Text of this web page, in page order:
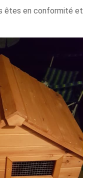
êtes en conformité et